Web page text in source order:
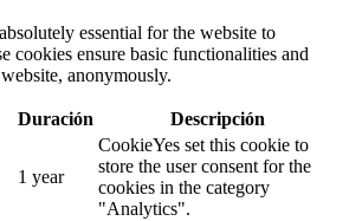
essential for the website to
cookies ensure basic functionalities and
anonymously.
Duración
Descripción
1 year
CookieYes set this cookie to
store the user consent for the
cookies in the category
"Analytics".